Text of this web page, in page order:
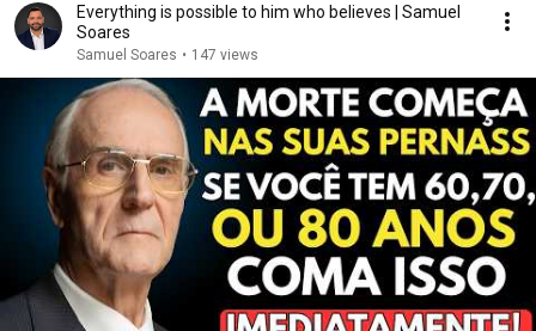
Everything is possible to him who believes | Samuel
Soares
Samuel Soares • 147 views